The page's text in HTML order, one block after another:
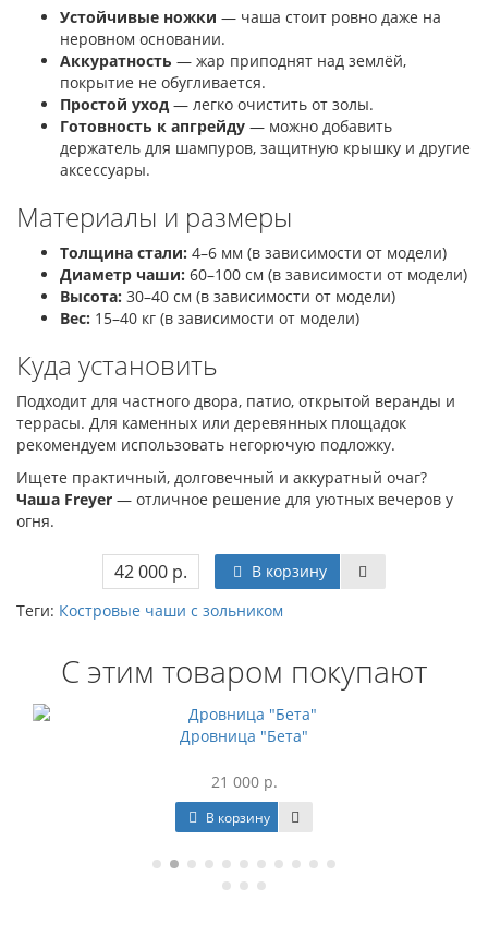
Устойчивые ножки — чаша стоит ровно даже на
неровном основании.
Аккуратность — жар приподнят над землёй,
покрытие не обугливается.
Простой уход — легко очистить от золы.
Готовность к апгрейду — можно добавить
держатель для шампуров, защитную крышку и другие
аксессуары.
Материалы и размеры
Толщина стали: 4–6 мм (в зависимости от модели)
Диаметр чаши: 60–100 см (в зависимости от модели)
Высота: 30–40 см (в зависимости от модели)
Вес: 15–40 кг (в зависимости от модели)
Куда установить
Подходит для частного двора, патио, открытой веранды и
террасы. Для каменных или деревянных площадок
рекомендуем использовать негорючую подложку.
Ищете практичный, долговечный и аккуратный очаг?
Чаша Freyer — отличное решение для уютных вечеров у
огня.
42 000 р.
В корзину
Теги: Костровые чаши с зольником
С этим товаром покупают
Дровница "Бета"
21 000 р.
В корзину